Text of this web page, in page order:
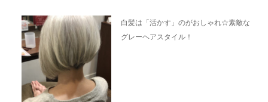
白髪は「活かす」のがおしゃれ☆素敵な
グレーヘアスタイル！